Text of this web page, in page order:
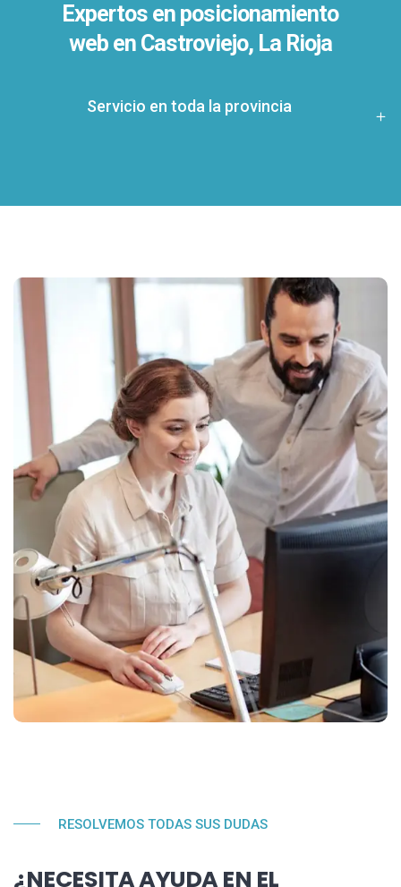
Expertos en posicionamiento
web en Castroviejo, La Rioja
Servicio en toda la provincia
RESOLVEMOS TODAS SUS DUDAS
¿NECESITA AYUDA EN EL